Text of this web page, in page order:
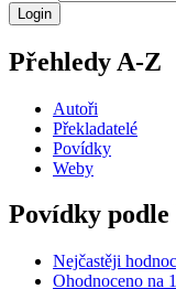
Přehledy A-Z
Autoři
Překladatelé
Povídky
Weby
Povídky podle
Nejčastěji
Ohodnoceno na